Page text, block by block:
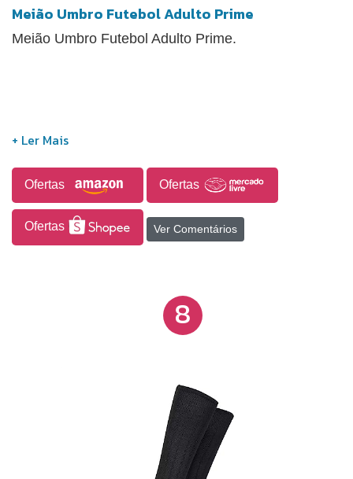
Meião Umbro Futebol Adulto Prime
Meião Umbro Futebol Adulto Prime.
Ofertas Ofertas
Ofertas Ver Comentários
8